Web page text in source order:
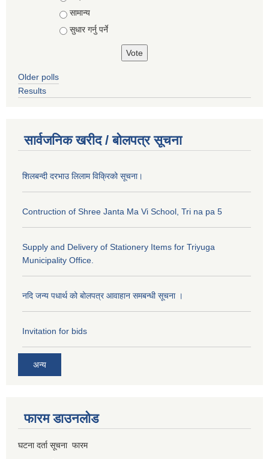
सामान्य
सुधार गर्नु पर्ने
Older polls
Results
सार्वजनिक खरीद / बोलपत्र सूचना
शिलबन्दी दरभाउ लिलाम विक्रिको सूचना।
Contruction of Shree Janta Ma Vi School, Tri na pa 5
Supply and Delivery of Stationery Items for Triyuga
Municipality Office.
नदि जन्य पधार्थ को बोलपत्र आवाहान समबन्धी सूचना ।
Invitation for bids
अन्य
फारम डाउनलोड
घटना दर्ता सूचना फारम